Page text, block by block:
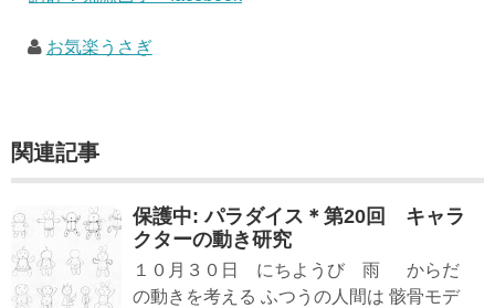
お気楽うさぎ
関連記事
保護中: パラダイス＊第20回 キャラ
クターの動き研究
１０月３０日 にちようび 雨 からだ
の動きを考える ふつうの人間は 骸骨モデ